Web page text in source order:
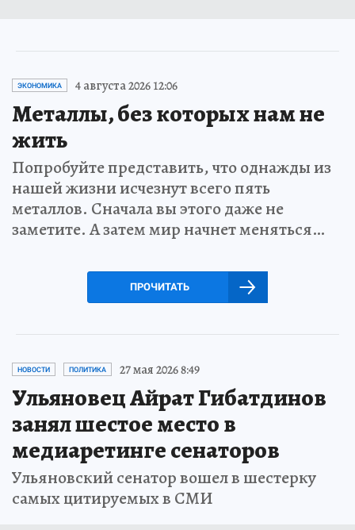
ЭКОНОМИКА 4 августа 2026 12:06
Металлы, без которых нам не
жить
Попробуйте представить, что однажды из
нашей жизни исчезнут всего пять
металлов. Сначала вы этого даже не
заметите. А затем мир начнет меняться…
ПРОЧИТАТЬ
НОВОСТИ ПОЛИТИКА 27 мая 2026 8:49
Ульяновец Айрат Гибатдинов
занял шестое место в
медиаретинге сенаторов
Ульяновский сенатор вошел в шестерку
самых цитируемых в СМИ